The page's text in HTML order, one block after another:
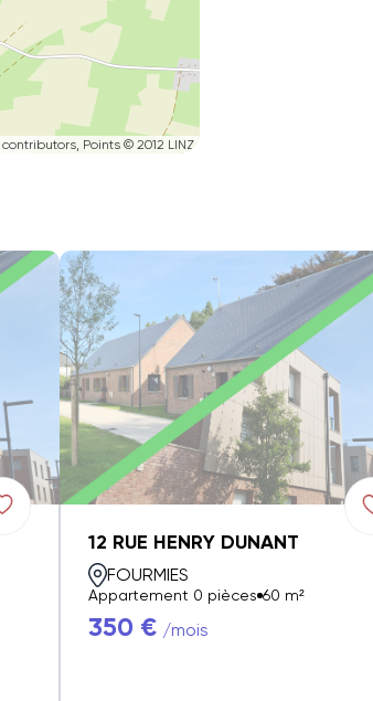
contributors, Points © 2012 LINZ
12 RUE HENRY DUNANT
FOURMIES
Appartement 0 pièces 60 m²
350 € /mois